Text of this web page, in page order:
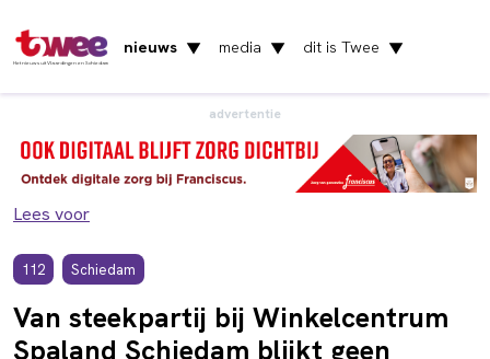
Het nieuws uit Vlaardingen en Schiedam
nieuws ▼ media ▼ dit is Twee ▼
advertentie
Lees voor
112 Schiedam
Van steekpartij bij Winkelcentrum
Spaland Schiedam blijkt geen